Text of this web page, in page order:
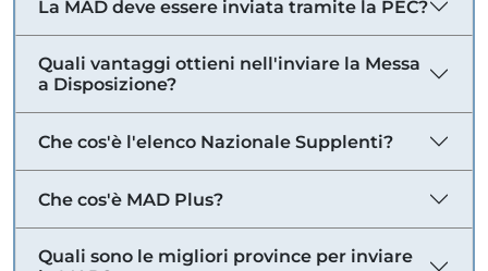
La MAD deve essere inviata tramite la PEC?
Quali vantaggi ottieni nell'inviare la Messa
a Disposizione?
Che cos'è l'elenco Nazionale Supplenti?
Che cos'è MAD Plus?
Quali sono le migliori province per inviare